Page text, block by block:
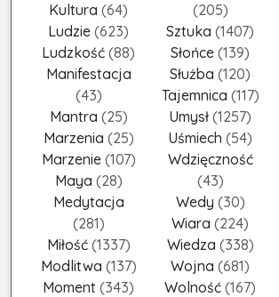
Kultura (64)
Ludzie (623)
Ludzkość (88)
Manifestacja
(43)
Mantra (25)
Marzenia (25)
Marzenie (107)
Maya (28)
Medytacja
(281)
Miłość (1337)
Modlitwa (137)
Moment (343)
(205)
Sztuka (1407)
Słońce (139)
Służba (120)
Tajemnica (117)
Umysł (1257)
Uśmiech (54)
Wdzięczność
(43)
Wedy (30)
Wiara (224)
Wiedza (338)
Wojna (681)
Wolność (167)